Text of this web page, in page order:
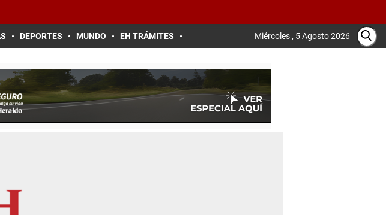
DEPORTES MUNDO EH TRÁMITES Miércoles , 5 Agosto 2026